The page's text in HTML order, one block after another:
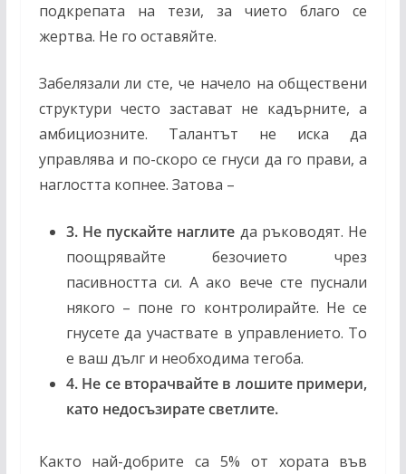
подкрепата на тези, за чието благо се
жертва. Не го оставяйте.
Забелязали ли сте, че начело на обществени
структури често застават не кадърните, а
амбициозните. Талантът не иска да
управлява и по-скоро се гнуси да го прави, а
наглостта копнее. Затова –
3. Не пускайте наглите да ръководят. Не
поощрявайте безочието чрез
пасивността си. А ако вече сте пуснали
някого – поне го контролирайте. Не се
гнусете да участвате в управлението. То
е ваш дълг и необходима тегоба.
4. Не се вторачвайте в лошите примери,
като недосъзирате светлите.
Както най-добрите са 5% от хората във